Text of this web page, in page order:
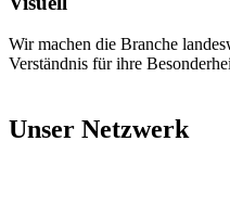
Wir machen die Branche
Verständnis für ihre
Unser Netzwerk